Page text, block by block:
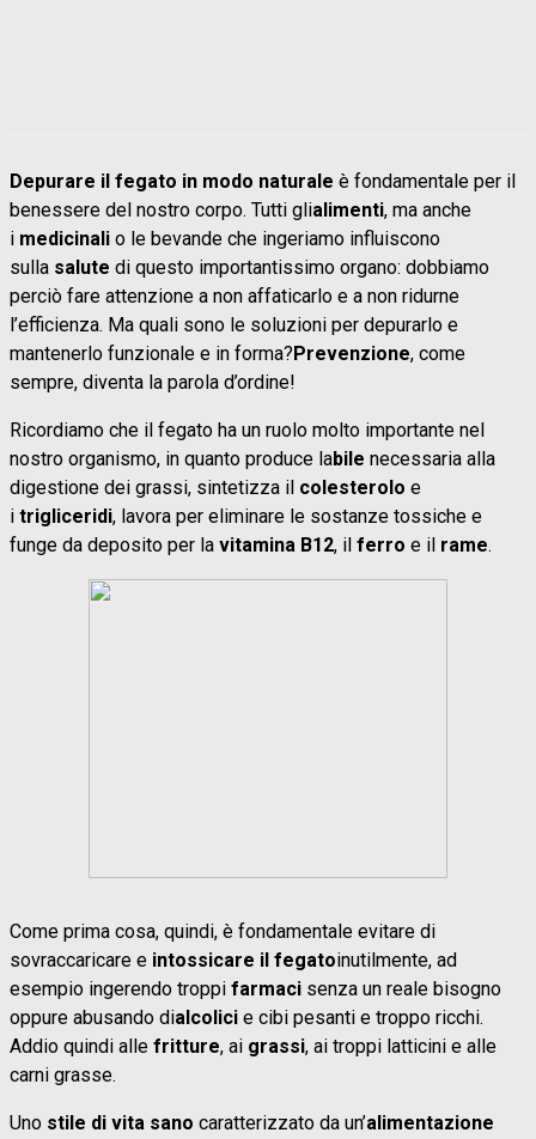
Depurare il fegato in modo naturale è fondamentale per il
benessere del nostro corpo. Tutti glialimenti, ma anche
i medicinali o le bevande che ingeriamo influiscono
sulla salute di questo importantissimo organo: dobbiamo
perciò fare attenzione a non affaticarlo e a non ridurne
l’efficienza. Ma quali sono le soluzioni per depurarlo e
mantenerlo funzionale e in forma?Prevenzione, come
sempre, diventa la parola d’ordine!
Ricordiamo che il fegato ha un ruolo molto importante nel
nostro organismo, in quanto produce labile necessaria alla
digestione dei grassi, sintetizza il colesterolo e
i trigliceridi, lavora per eliminare le sostanze tossiche e
funge da deposito per la vitamina B12, il ferro e il rame.
Come prima cosa, quindi, è fondamentale evitare di
sovraccaricare e intossicare il fegatoinutilmente, ad
esempio ingerendo troppi farmaci senza un reale bisogno
oppure abusando dialcolici e cibi pesanti e troppo ricchi.
Addio quindi alle fritture, ai grassi, ai troppi latticini e alle
carni grasse.
Uno stile di vita sano caratterizzato da un’alimentazione